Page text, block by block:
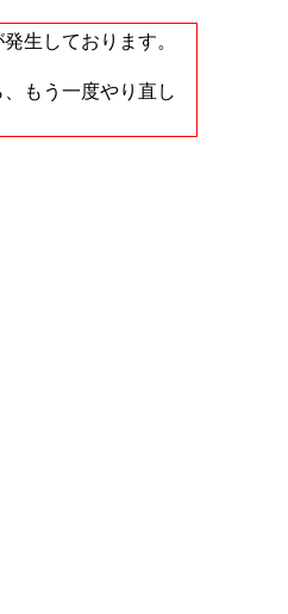
生しております。
もう一度やり直し